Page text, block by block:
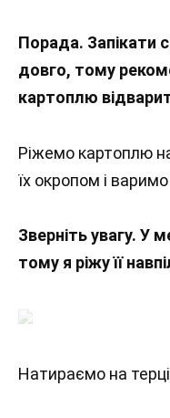
Порада. Запікати
довго, тому
картоплю
Ріжемо картоплю
їх окропом і
Зверніть увагу. У
тому я ріжу її
Натираємо на